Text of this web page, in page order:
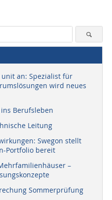
an: Spezialist für
wird neues
Berufsleben
Leitung
Swegon stellt
Portfolio bereit
–
Sommerprüfung